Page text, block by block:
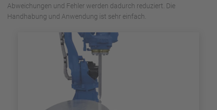
Abweichungen und Fehler werden dadurch reduziert. Die
Handhabung und Anwendung ist sehr einfach.